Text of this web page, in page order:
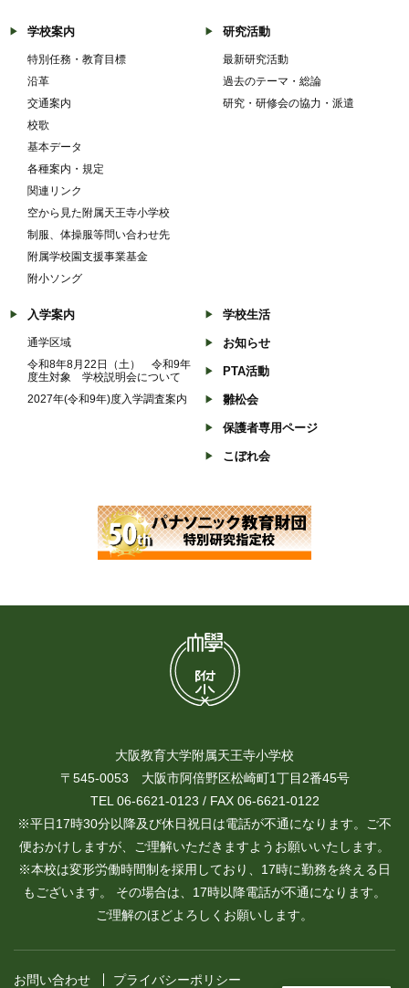
学校案内
特別任務・教育目標
沿革
交通案内
校歌
基本データ
各種案内・規定
関連リンク
空から見た附属天王寺小学校
制服、体操服等問い合わせ先
附属学校園支援事業基金
附小ソング
研究活動
最新研究活動
過去のテーマ・総論
研究・研修会の協力・派遣
入学案内
通学区域
令和8年8月22日（土） 令和9年
度生対象 学校説明会について
2027年(令和9年)度入学調査案内
学校生活
お知らせ
PTA活動
雛松会
保護者専用ページ
こぼれ会
大阪教育大学附属天王寺小学校
〒545-0053 大阪市阿倍野区松崎町1丁目2番45号
TEL 06-6621-0123 / FAX 06-6621-0122
※平日17時30分以降及び休日祝日は電話が不通になります。ご不
便おかけしますが、ご理解いただきますようお願いいたします。
※本校は変形労働時間制を採用しており、17時に勤務を終える日
もございます。 その場合は、17時以降電話が不通になります。
ご理解のほどよろしくお願いします。
お問い合わせ プライバシーポリシー